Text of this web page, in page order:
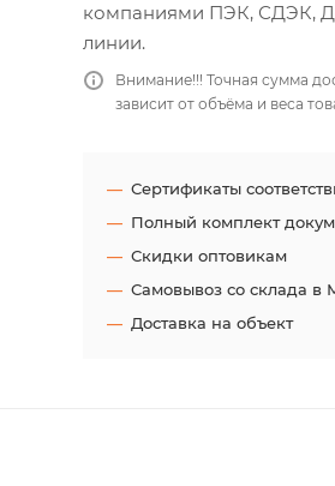
компаниями ПЭК, СДЭК,
линии.
Внимание!!! Точная сумма
зависит от объёма и веса
Сертификаты
Полный комплект
Скидки оптовикам
Самовывоз со склада в
Доставка на объект